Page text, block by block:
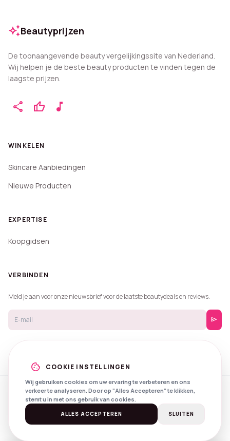
auto_awesomeBeautyprijzen
De toonaangevende beauty vergelijkingssite van Nederland.
Wij helpen je de beste beauty producten te vinden tegen de
laagste prijzen.
share thumb_up music_note
WINKELEN
Skincare Aanbiedingen
Nieuwe Producten
EXPERTISE
Koopgidsen
VERBINDEN
Meld je aan voor onze nieuwsbrief voor de laatste beautydeals en reviews.
send
© 2026 Beautyprijzen.
Created with
byNXS Digital
SpotlightsPrivacyVoorwaarden
cookie COOKIE INSTELLINGEN
Wij gebruiken cookies om uw ervaring te verbeteren en ons
verkeer te analyseren. Door op "Alles Accepteren" te klikken,
stemt u in met ons gebruik van cookies.
ALLES ACCEPTEREN SLUITEN